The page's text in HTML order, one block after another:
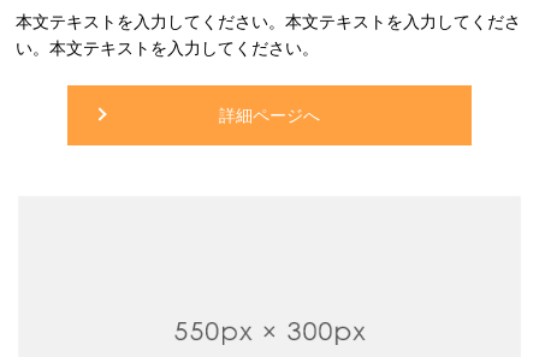
本文テキストを入力してください。本文テキストを入力してくださ
い。本文テキストを入力してください。
詳細ページへ